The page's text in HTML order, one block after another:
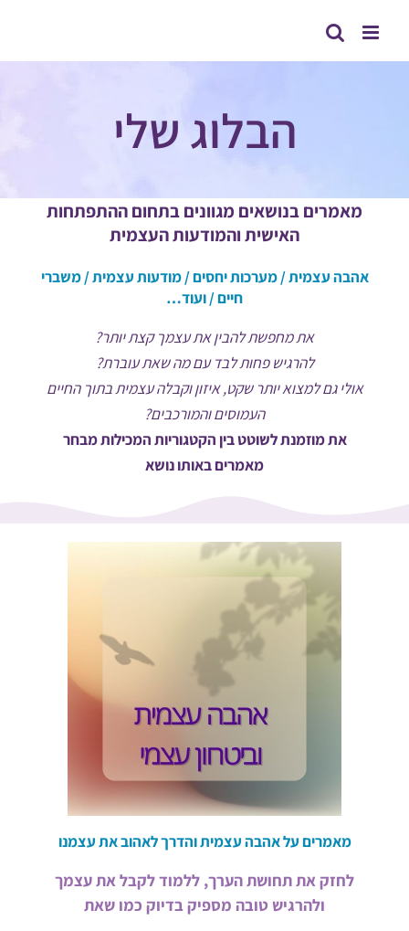
הבלוג שלי
מאמרים בנושאים מגוונים בתחום ההתפתחות
האישית והמודעות העצמית
אהבה עצמית / מערכות יחסים / מודעות עצמית / משברי
חיים / ועוד…
את מחפשת להבין את עצמך קצת יותר?
להרגיש פחות לבד עם מה שאת עוברת?
אולי גם למצוא יותר שקט, איזון וקבלה עצמית בתוך החיים
העמוסים והמורכבים?
את מוזמנת לשוטט בין הקטגוריות המכילות מבחר
מאמרים באותו נושא
מאמרים על אהבה עצמית והדרך לאהוב את עצמנו
לחזק את תחושת הערך, ללמוד לקבל את עצמך
ולהרגיש טובה מספיק בדיוק כמו שאת